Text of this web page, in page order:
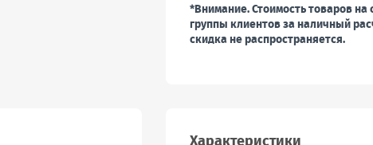
*Внимание. Стоимость товаров
группы клиентов за наличный
скидка не распространяется.